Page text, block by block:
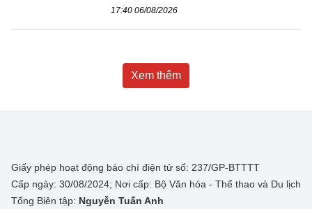
17:40 06/08/2026
Xem thêm
Giấy phép hoạt động báo chí điện tử số: 237/GP-BTTTT
Cấp ngày: 30/08/2024; Nơi cấp: Bộ Văn hóa - Thể thao và Du lịch
Tổng Biên tập: Nguyễn Tuấn Anh